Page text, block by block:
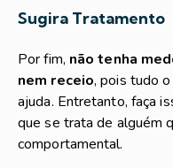
Sugira Tratamento
Por fim, não tenha
nem receio, pois tudo
ajuda. Entretanto, faça
que se trata de alguém
comportamental.